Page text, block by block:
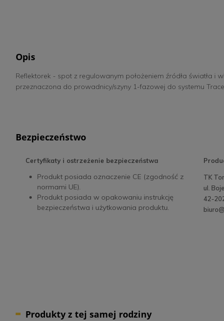
Opis
Reflektorek - spot z regulowanym położeniem źródła światła i
przeznaczona do prowadnicy/szyny 1-fazowej do systemu
Bezpieczeństwo
TK
ul.
42-
Certyfikaty i ostrzeżenie bezpieczeństwa
Produkt posiada oznaczenie CE (zgodność z
normami UE).
Produkt posiada w opakowaniu instrukcję
bezpieczeństwa i użytkowania produktu.
Produkty z tej samej rodziny